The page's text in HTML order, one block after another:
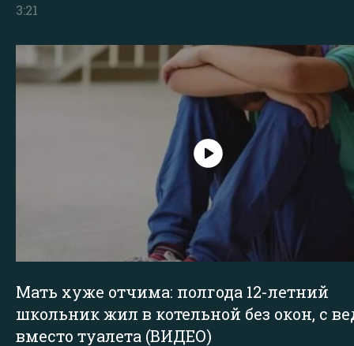
3:21
Мать хуже отчима: полгода 12-летний
школьник жил в котельной без окон, с
вместо туалета (ВИДЕО)